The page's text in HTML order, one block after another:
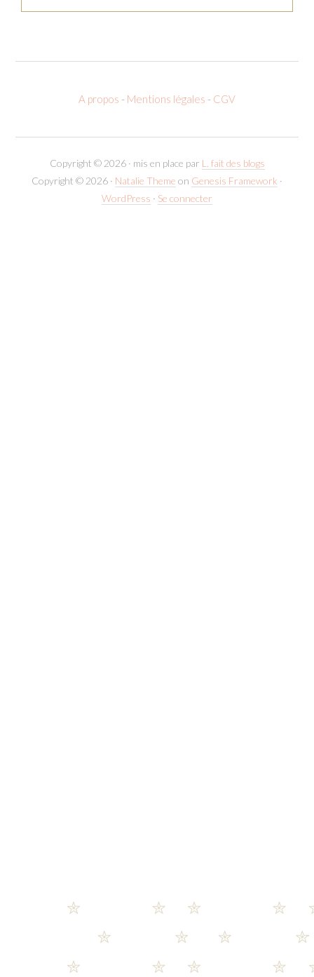
A propos - Mentions légales - CGV
Copyright © 2026 · mis en place par L. fait des blogs
Copyright © 2026 · Natalie Theme on Genesis Framework ·
WordPress · Se connecter